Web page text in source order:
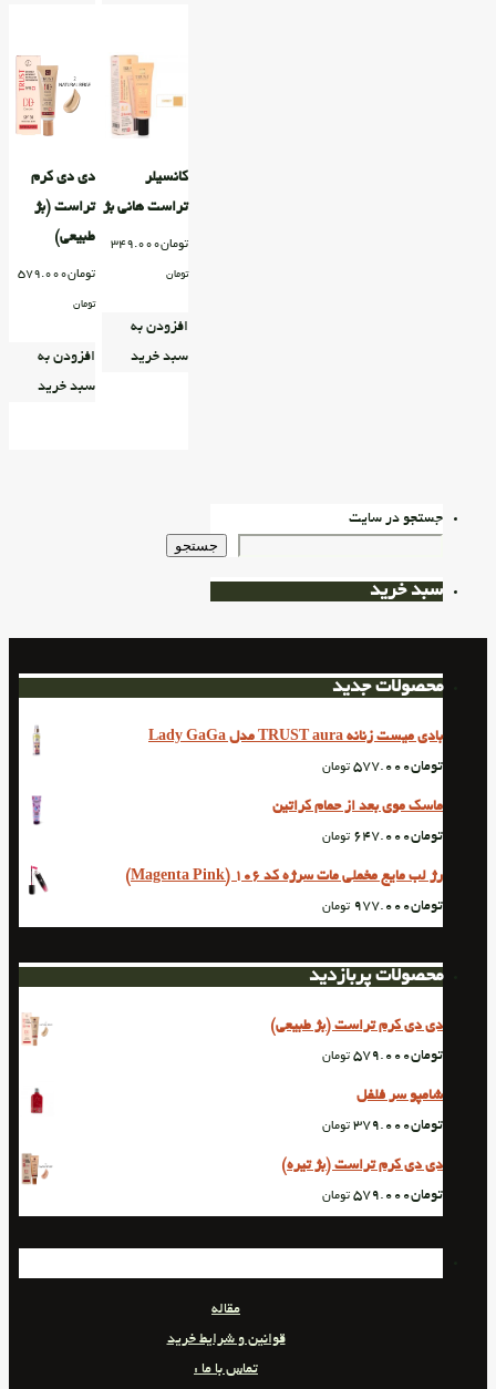
کانسیلر
تراست هانی بژ
تومان349.000
تومان
افزودن به
سبد خرید
دی دی کرم
تراست (بژ
طبیعی)
تومان579.000
تومان
افزودن به
سبد خرید
جستجو در سایت
جستجو
سبد خرید
محصولات جدید
بادی میست زنانه TRUST aura مدل Lady GaGa
تومان577.000 تومان
ماسک موی بعد از حمام کراتین
تومان647.000 تومان
رژ لب مایع مخملی مات سرژه کد 106 (Magenta Pink)
تومان977.000 تومان
محصولات پربازدید
دی دی کرم تراست (بژ طبیعی)
تومان579.000 تومان
شامپو سر فلفل
تومان379.000 تومان
دی دی کرم تراست (بژ تیره)
تومان579.000 تومان
مقاله
قوانین و شرایط خرید
تماس با ما :